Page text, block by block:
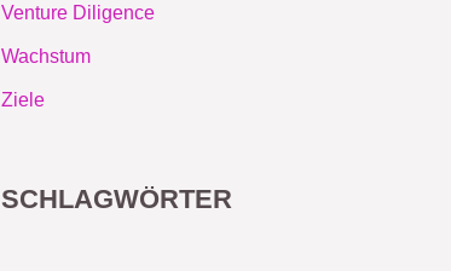
Venture Diligence
Wachstum
Ziele
SCHLAGWÖRTER